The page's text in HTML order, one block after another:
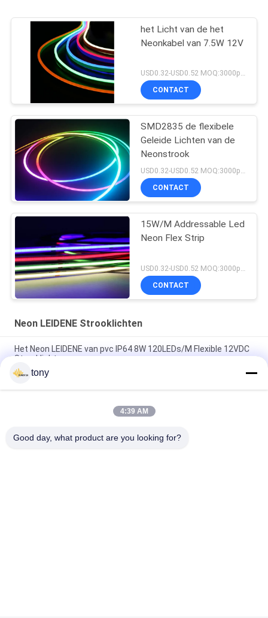
het Licht van de het
Neonkabel van 7.5W 12V
USD0.32-USD0.52 MOQ:3000pcs
CONTACT
SMD2835 de flexibele
Geleide Lichten van de
Neonstrook
USD0.32-USD0.52 MOQ:3000pcs
CONTACT
15W/M Addressable Led
Neon Flex Strip
CONTACT
Neon LEIDENE Strooklichten
Het Neon LEIDENE van pvc IP64 8W 120LEDs/M Flexible 12VDC
Strooklichten
Lichte Buis van de Neonband
Horizontaal het Buigen Anti UV12w 120pcs Flex Led Neon Rope
tony
4:39 AM
Good day, what product are you looking for?